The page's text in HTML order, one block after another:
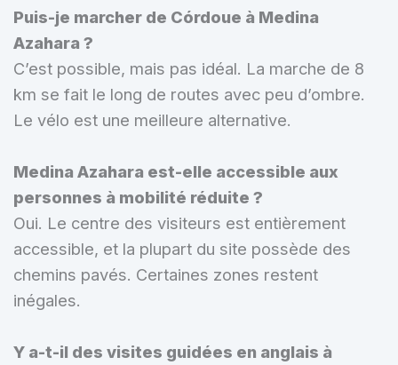
Puis-je marcher de Córdoue à Medina
Azahara ?
C’est possible, mais pas idéal. La marche de 8
km se fait le long de routes avec peu d’ombre.
Le vélo est une meilleure alternative.
Medina Azahara est-elle accessible aux
personnes à mobilité réduite ?
Oui. Le centre des visiteurs est entièrement
accessible, et la plupart du site possède des
chemins pavés. Certaines zones restent
inégales.
Y a-t-il des visites guidées en anglais à